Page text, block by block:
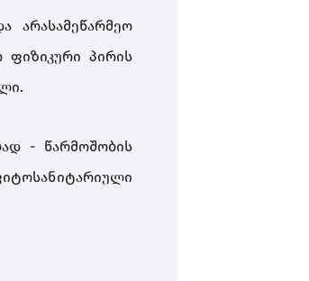
არასამეწარმეო
პირის
- წარმოშობის